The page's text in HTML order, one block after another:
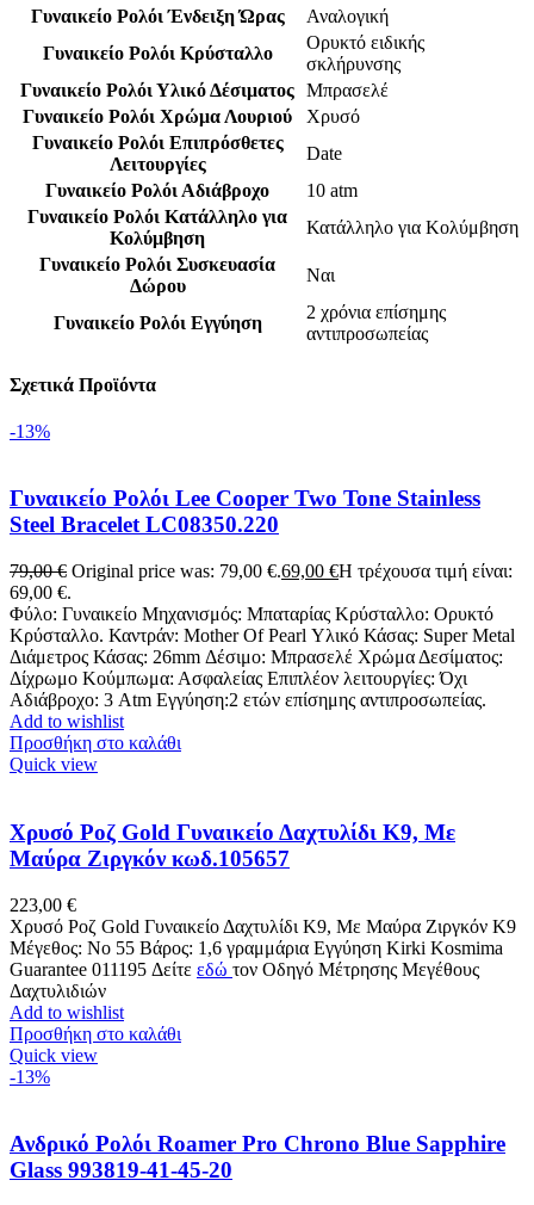
Γυναικείο Ρολόι Ένδειξη Ώρας
Αναλογική
Γυναικείο Ρολόι Κρύσταλλο
Ορυκτό ειδικής
σκλήρυνσης
Γυναικείο Ρολόι Υλικό Δέσιματος Μπρασελέ
Γυναικείο Ρολόι Χρώμα Λουριού
Χρυσό
Γυναικείο Ρολόι Επιπρόσθετες
Λειτουργίες
Date
Γυναικείο Ρολόι Αδιάβροχο
10 atm
Γυναικείο Ρολόι Κατάλληλο για
Κολύμβηση
Κατάλληλο για Κολύμβηση
Γυναικείο Ρολόι Συσκευασία
Δώρου
Ναι
Γυναικείο Ρολόι Εγγύηση
2 χρόνια επίσημης
αντιπροσωπείας
Σχετικά Προϊόντα
-13%
Γυναικείο Ρολόι Lee Cooper Two Tone Stainless
Steel Bracelet LC08350.220
79,00€ Original price was: 79,00 €.69,00 €Η τρέχουσα τιμή είναι:
69,00 €.
Φύλο: Γυναικείο Μηχανισμός: Μπαταρίας Κρύσταλλο: Ορυκτό
Κρύσταλλο. Καντράν: Mother Of Pearl Υλικό Κάσας: Super Metal
Διάμετρος Κάσας: 26mm Δέσιμο: Μπρασελέ Χρώμα Δεσίματος:
Δίχρωμο Κούμπωμα: Ασφαλείας Επιπλέον λειτουργίες: Όχι
Αδιάβροχο: 3 Atm Εγγύηση:2 ετών επίσημης αντιπροσωπείας.
Add to wishlist
Προσθήκη στο καλάθι
Quick view
Χρυσό Ροζ Gold Γυναικείο Δαχτυλίδι Κ9, Με
Μαύρα Ζιργκόν κωδ.105657
223,00 €
Χρυσό Ροζ Gold Γυναικείο Δαχτυλίδι Κ9, Με Μαύρα Ζιργκόν K9
Μέγεθος: Νο 55 Βάρος: 1,6 γραμμάρια Εγγύηση Kirki Kosmima
Guarantee 011195 Δείτε εδώ τον Οδηγό Μέτρησης Μεγέθους
Δαχτυλιδιών
Add to wishlist
Προσθήκη στο καλάθι
Quick view
-13%
Ανδρικό Ρολόι Roamer Pro Chrono Blue Sapphire
Glass 993819-41-45-20